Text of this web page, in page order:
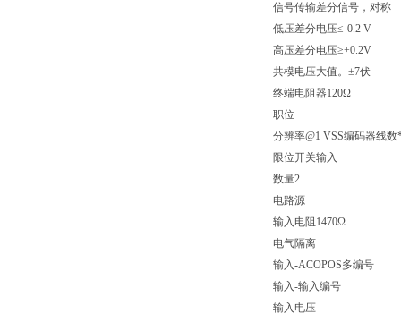
信号传输差分信号，对称
低压差分电压≤-0.2 V
高压差分电压≥+0.2V
共模电压大值。±7伏
终端电阻器120Ω
职位
分辨率@1 VSS编码器线数
限位开关输入
数量2
电路源
输入电阻1470Ω
电气隔离
输入-ACOPOS多编号
输入-输入编号
输入电压